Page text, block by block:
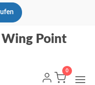
Wing Point
0